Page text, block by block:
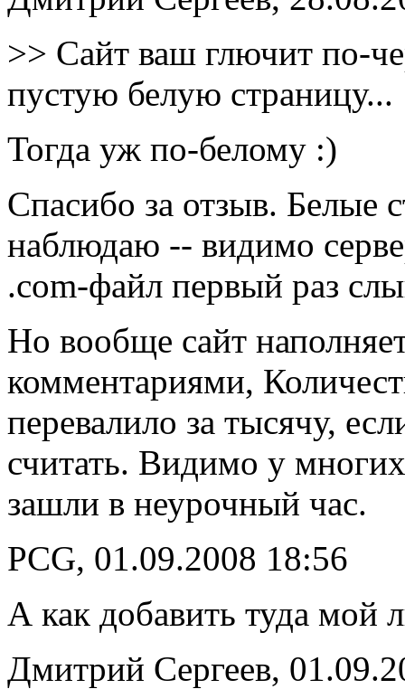
>> Сайт ваш глючит по-
пустую белую страницу...
Тогда уж по-белому :)
Спасибо за отзыв. Белые
наблюдаю -- видимо
.com-файл первый раз
Но вообще сайт
комментариями,
перевалило за тысячу,
считать. Видимо у
зашли в неурочный час.
PCG, 01.09.2008 18:56
А как добавить туда
Дмитрий Сергеев,